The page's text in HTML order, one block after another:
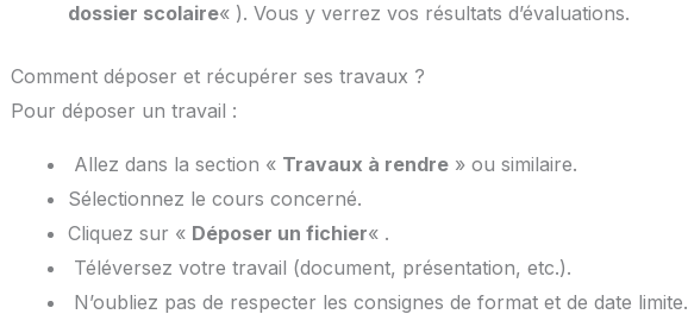
dossier scolaire« ). Vous y verrez vos résultats d’évaluations.
Comment déposer et récupérer ses travaux ?
Pour déposer un travail :
Allez dans la section « Travaux à rendre» ou similaire.
Sélectionnez le cours concerné.
Cliquez sur « Déposer un fichier« .
Téléversez votre travail (document, présentation, etc.).
N’oubliez pas de respecter les consignes de format et de date limite.